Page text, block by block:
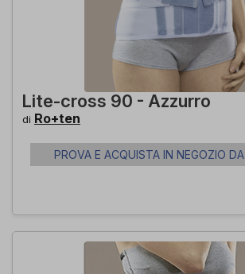
Lite-cross 90 - Azzurro
di Ro+ten
PROVA E ACQUISTA IN NEGOZIO DA